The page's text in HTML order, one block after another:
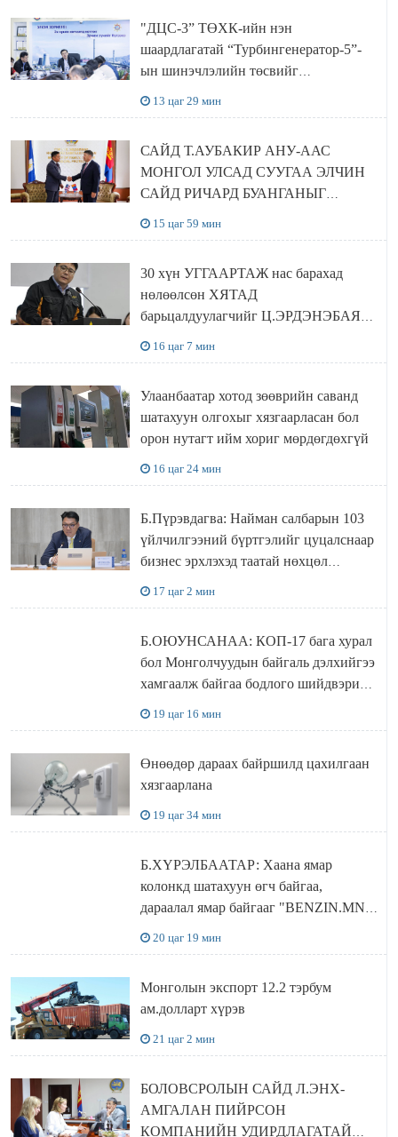
"ДЦС-3” ТӨХК-ийн нэн
шаардлагатай “Турбингенератор-5”-
ын шинэчлэлийн төсвийг
13 цаг 29 мин
САЙД Т.АУБАКИР АНУ-ААС
МОНГОЛ УЛСАД СУУГАА ЭЛЧИН
САЙД РИЧАРД БУАНГАНЫГ
15 цаг 59 мин
30 хүн УГГААРТАЖ нас барахад
нөлөөлсөн ХЯТАД
барьцалдуулагчийг Ц.ЭРДЭНЭБАЯР
16 цаг 7 мин
Улаанбаатар хотод зөөврийн саванд
шатахуун олгохыг хязгаарласан бол
орон нутагт ийм хориг мөрдөгдөхгүй
16 цаг 24 мин
Б.Пүрэвдагва: Найман салбарын 103
үйлчилгээний бүртгэлийг цуцалснаар
бизнес эрхлэхэд таатай нөхцөл
17 цаг 2 мин
Б.ОЮУНСАНАА: КОП-17 бага хурал
бол Монголчуудын байгаль дэлхийгээ
хамгаалж байгаа бодлого шийдвэрийг
19 цаг 16 мин
Өнөөдөр дараах байршилд цахилгаан
хязгаарлана
19 цаг 34 мин
Б.ХҮРЭЛБААТАР: Хаана ямар
колонкд шатахуун өгч байгаа,
дараалал ямар байгааг "BENZIN.MN”
20 цаг 19 мин
Монголын экспорт 12.2 тэрбум
ам.долларт хүрэв
21 цаг 2 мин
БОЛОВСРОЛЫН САЙД Л.ЭНХ-
АМГАЛАН ПИЙРСОН
КОМПАНИЙН УДИРДЛАГАТАЙ